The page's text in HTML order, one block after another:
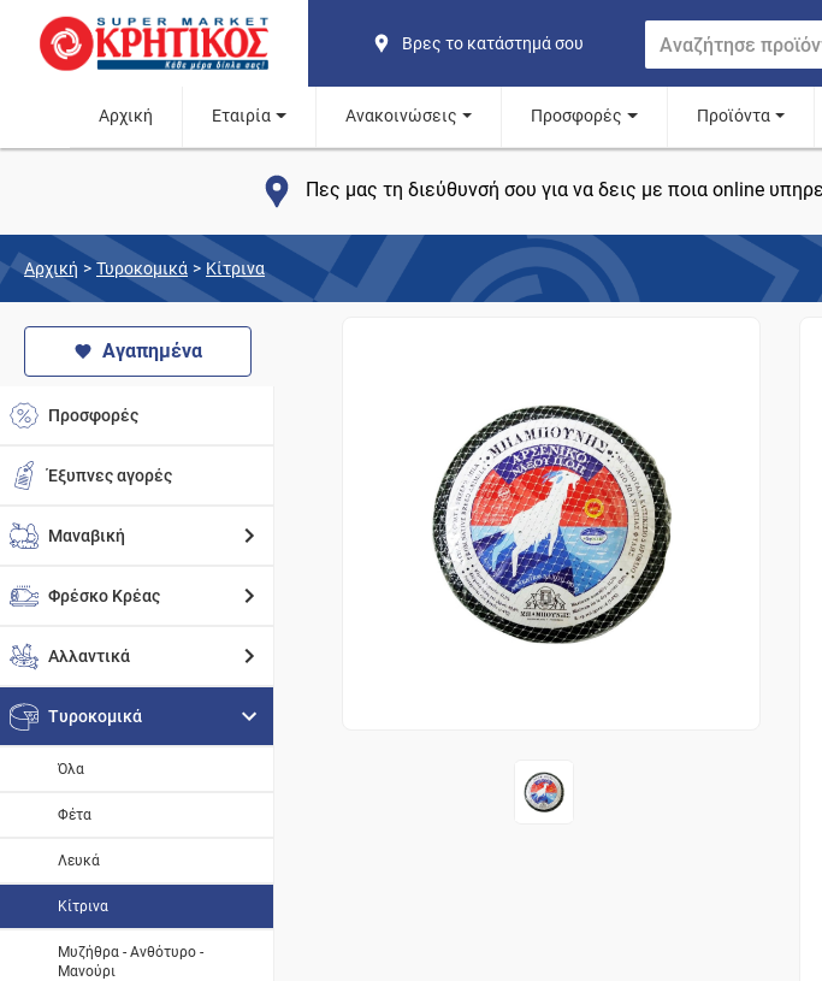
Βρες το κατάστημά σου
Αρχική Εταιρία Ανακοινώσεις Προσφορές Προϊόντα
Πες μας τη διεύθυνσή σου για να δεις με ποια online
Αρχική > Τυροκομικά > Κίτρινα
Αγαπημένα
Προσφορές
Έξυπνες αγορές
Μαναβική
Φρέσκο Κρέας
Αλλαντικά
Τυροκομικά
Όλα
Φέτα
Λευκά
Κίτρινα
Μυζήθρα - Ανθότυρο -
Μανούρι